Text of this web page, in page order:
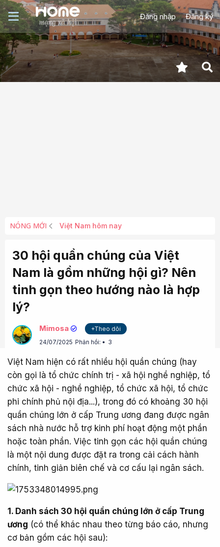
Đăng nhập Đăng ký
NÓNG MỚI Việt Nam hôm nay
30 hội quần chúng của Việt
Nam là gồm những hội gì? Nên
tinh gọn theo hướng nào là hợp
lý?
Mimosa
+Theo dõi
24/07/2025 Phản hồi: 3
Việt Nam hiện có rất nhiều hội quần chúng (hay
còn gọi là tổ chức chính trị - xã hội nghề nghiệp, tổ
chức xã hội - nghề nghiệp, tổ chức xã hội, tổ chức
phi chính phủ nội địa...), trong đó có khoảng 30 hội
quần chúng lớn ở cấp Trung ương đang được ngân
sách nhà nước hỗ trợ kinh phí hoạt động một phần
hoặc toàn phần. Việc tinh gọn các hội quần chúng
là một nội dung được đặt ra trong cải cách hành
chính, tinh giản biên chế và cơ cấu lại ngân sách.
1. Danh sách 30 hội quần chúng lớn ở cấp Trung
ương (có thể khác nhau theo từng báo cáo, nhưng
cơ bản gồm các hội sau):